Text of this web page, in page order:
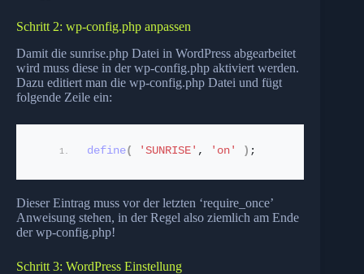
Schritt 2: wp-config.php anpassen
Damit die sunrise.php Datei in WordPress abgearbeitet
wird muss diese in der wp-config.php aktiviert werden.
Dazu editiert man die wp-config.php Datei und fügt
folgende Zeile ein:
define( 'SUNRISE' , 'on' ) ;
Dieser Eintrag muss vor der letzten ‘require_once’
Anweisung stehen, in der Regel also ziemlich am Ende
der wp-config.php!
Schritt 3: WordPress Einstellung